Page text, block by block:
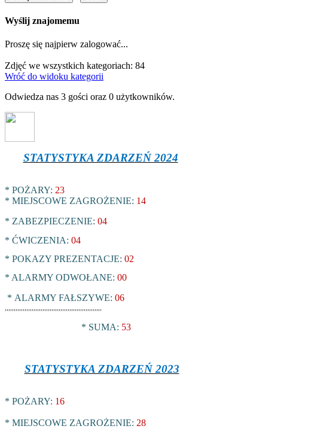
Wyślij znajomemu
Proszę się najpierw zalogować...
Zdjęć we wszystkich kategoriach: 84
Wróć do widoku kategorii
Odwiedza nas 3 gości oraz 0 użytkowników.
STATYSTYKA ZDARZEŃ 2024
* POŻARY: 23
* MIEJSCOWE ZAGROŻENIE: 14
* ZABEZPIECZENIE: 04
* ĆWICZENIA: 04
* POKAZY PREZENTACJE: 02
* ALARMY ODWOŁANE: 00
* ALARMY FAŁSZYWE: 06
,,,,,,,,,,,,,,,,,,,,,,,,,,,,,,,,,,,,,,,,,,,,,,,,,,,,,,
* SUMA: 53
STATYSTYKA ZDARZEŃ 2023
* POŻARY: 16
* MIEJSCOWE ZAGROŻENIE: 28